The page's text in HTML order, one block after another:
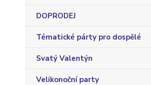
DOPRODEJ
Tématické párty pro dospělé
Svatý Valentýn
Velikonoční party